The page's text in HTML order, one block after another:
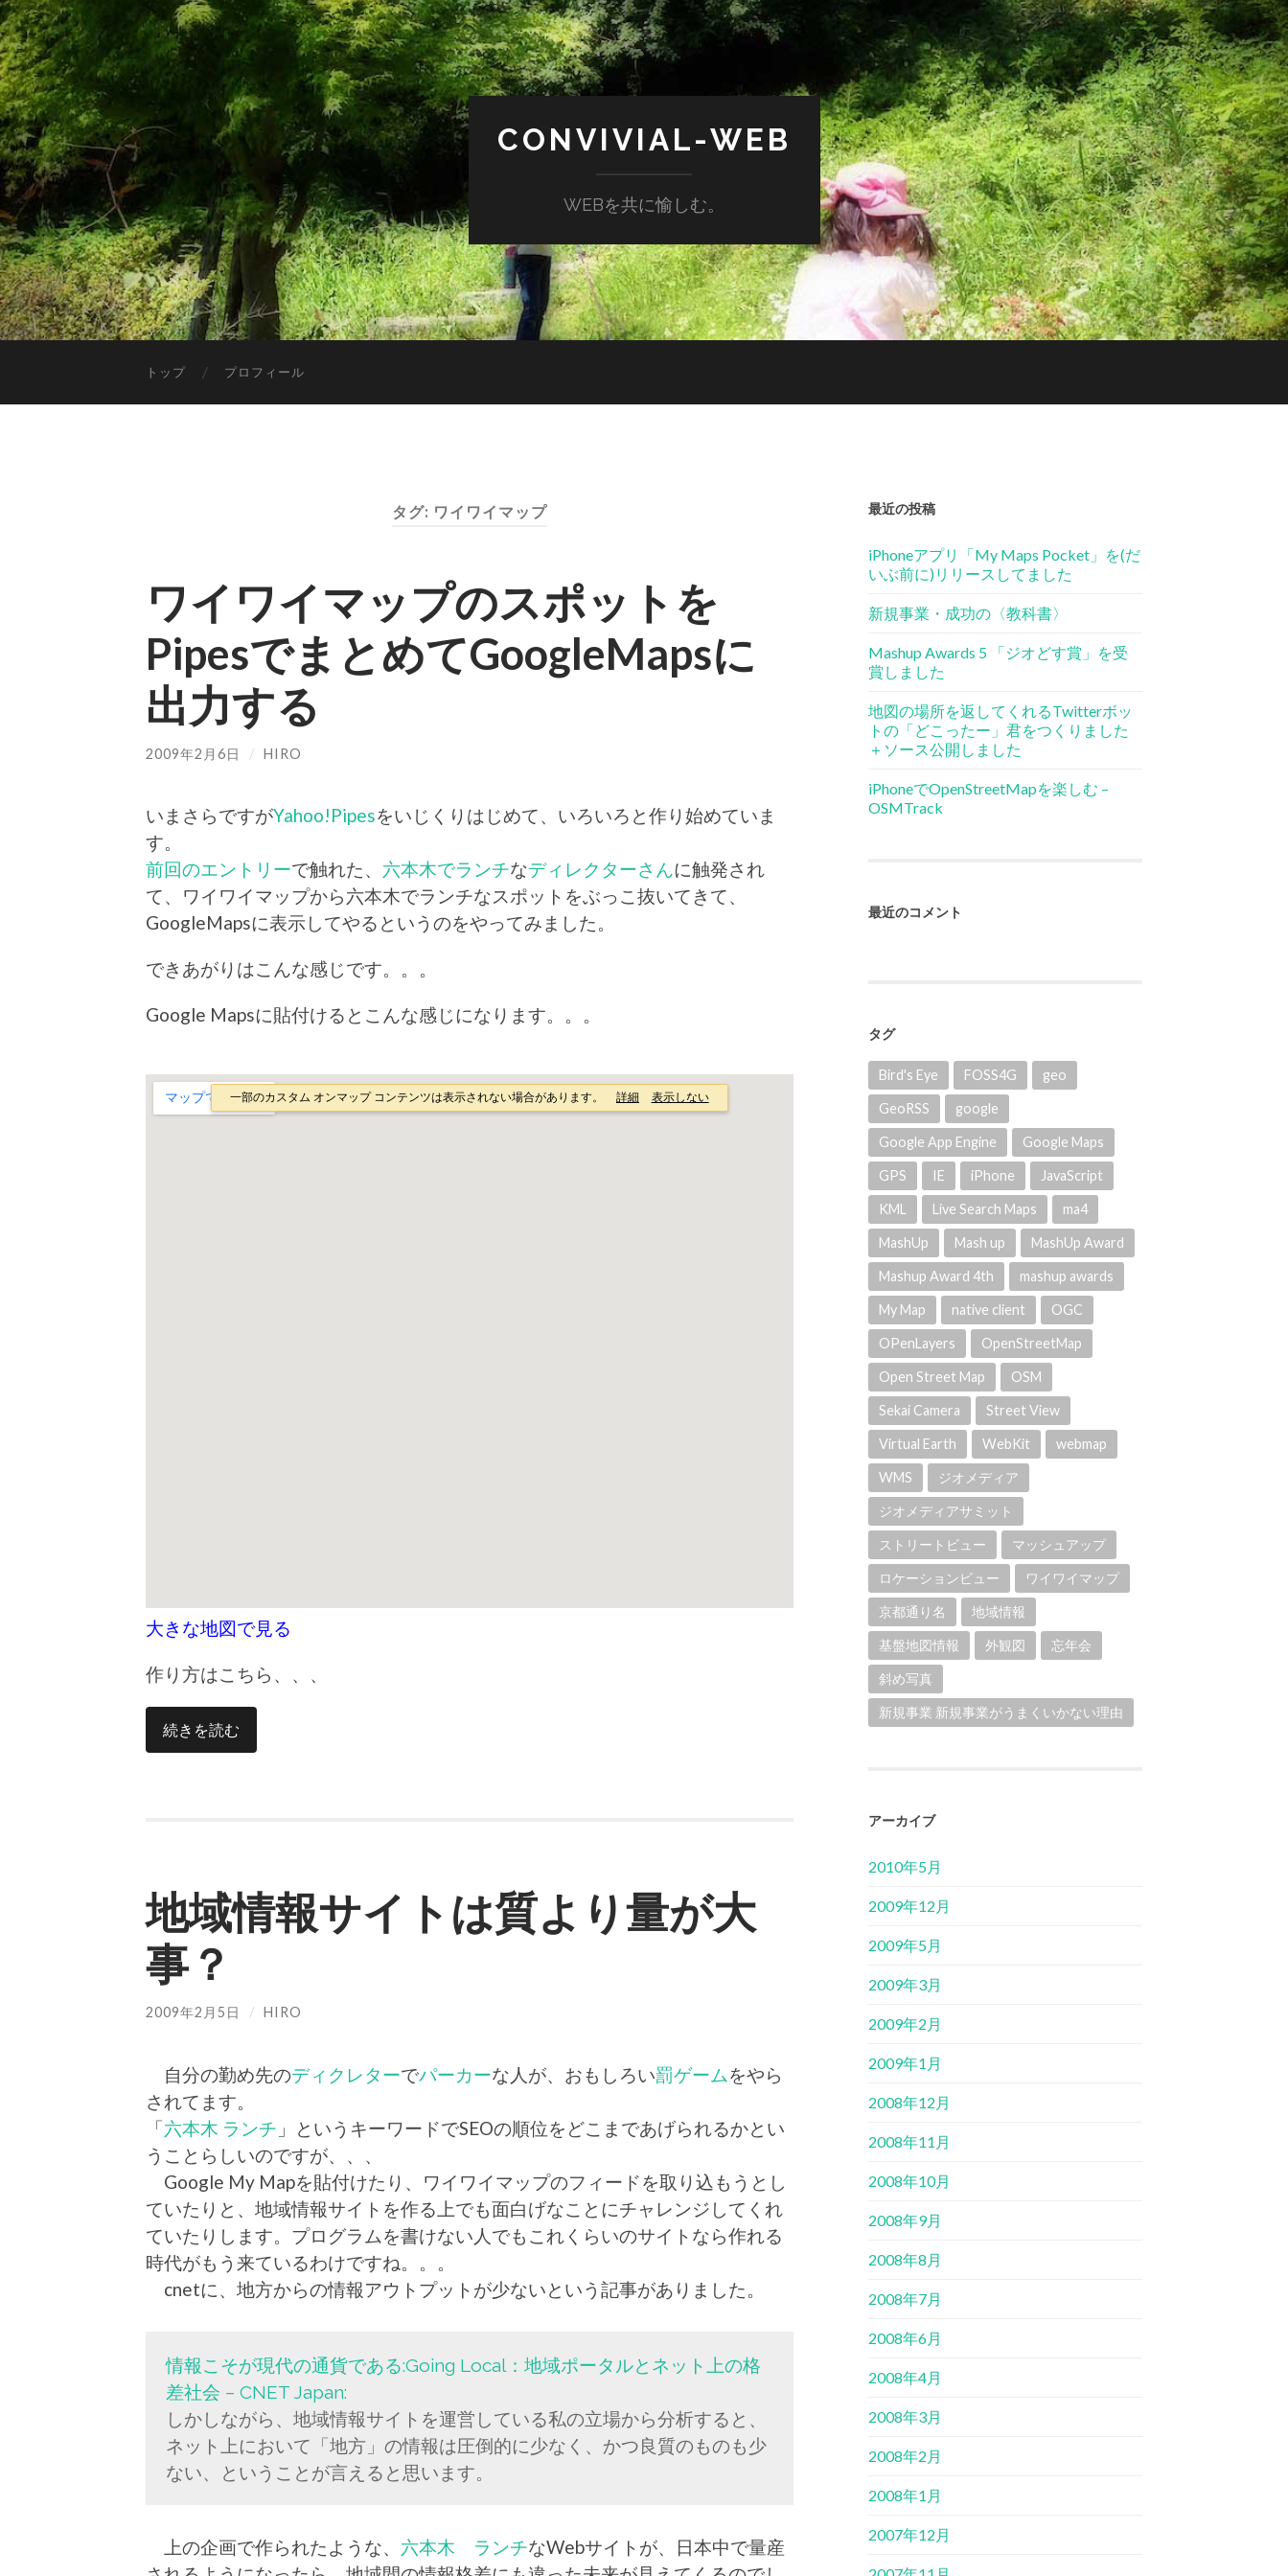
CONVIVIAL-WEB
WEBを共に愉しむ。
トップ プロフィール
タグ: ワイワイマップ
ワイワイマップのスポットを
PipesでまとめてGoogleMapsに
出力する
2009年2月6日 / HIRO
いまさらですがYahoo!Pipesをいじくりはじめて、いろいろと作り始めていま
す。
前回のエントリーで触れた、 六本木でランチなディレクターさんに触発され
て、ワイワイマップから六本木でランチなスポットをぶっこ抜いてきて、
GoogleMapsに表示してやるというのをやってみました。
できあがりはこんな感じです。。。
Google Mapsに貼付けるとこんな感じになります。。。
大きな地図で見る
作り方はこちら、、、
続きを読む
地域情報サイトは質より量が大
事？
2009年2月5日 / HIRO
自分の勤め先のディクレターでパーカーな人が、おもしろい罰ゲームをやら
されてます。
「六本木 ランチ 」というキーワードでSEOの順位をどこまであげられるかとい
うことらしいのですが、、、
Google My Mapを貼付けたり、ワイワイマップのフィードを取り込もうとし
ていたりと、地域情報サイトを作る上でも面白げなことにチャレンジしてくれ
ていたりします。プログラムを書けない人でもこれくらいのサイトなら作れる
時代がもう来ているわけですね。。。
cnetに、地方からの情報アウトプットが少ないという記事がありました。
情報こそが現代の通貨である:Going Local：地域ポータルとネット上の格
差社会 – CNET Japan:
しかしながら、地域情報サイトを運営している私の立場から分析すると、
ネット上において「地方」の情報は圧倒的に少なく、かつ良質のものも少
ない、ということが言えると思います。
上の企画で作られたような、 六本木 ランチなWebサイトが、日本中で量産
最近の投稿
iPhoneアプリ「My Maps Pocket」を(だ
いぶ前に)リリースしてました
新規事業・成功の〈教科書〉
Mashup Awards 5 「ジオどす賞」を受
賞しました
地図の場所を返してくれるTwitterボッ
トの「どこったー」君をつくりました
＋ソース公開しました
iPhoneでOpenStreetMapを楽しむ –
OSMTrack
最近のコメント
タグ
Bird's Eye FOSS4G geo
GeoRSS google
Google App Engine Google Maps
GPS IE iPhone JavaScript
KML Live Search Maps ma4
MashUp Mash up MashUp Award
Mashup Award 4th mashup awards
My Map native client OGC
OPenLayers OpenStreetMap
Open Street Map OSM
Sekai Camera Street View
Virtual Earth WebKit webmap
WMS ジオメディア
ジオメディアサミット
ストリートビュー マッシュアップ
ロケーションビュー ワイワイマップ
京都通り名 地域情報
基盤地図情報 外観図 忘年会
斜め写真
新規事業 新規事業がうまくいかない理由
アーカイブ
2010年5月
2009年12月
2009年5月
2009年3月
2009年2月
2009年1月
2008年12月
2008年11月
2008年10月
2008年9月
2008年8月
2008年7月
2008年6月
2008年4月
2008年3月
2008年2月
2008年1月
2007年12月